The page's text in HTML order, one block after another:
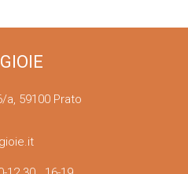
a, 59100 Prato